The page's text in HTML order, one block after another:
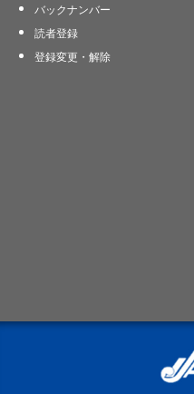
バックナンバー
読者登録
登録変更・解除